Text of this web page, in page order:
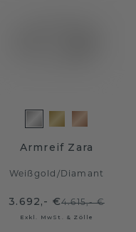
Armreif Zara
Weißgold / Diamant
3.692,- €4.615,- €
Exkl. MwSt. & Zölle